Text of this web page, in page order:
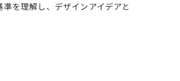
を理解し、デザインアイデアと